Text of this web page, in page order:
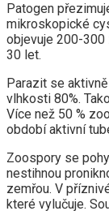
Patogen
mikroskopické
objevuje 200-
30 let.
Parazit se
vlhkosti 80%.
Více než 50 %
období aktivní
Zoospory se
nestihnou
zemřou. V
které vylučuje.